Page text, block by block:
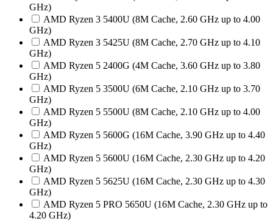
GHz)
AMD Ryzen 3 5400U (8M Cache, 2.60 GHz up to 4.00
GHz)
AMD Ryzen 3 5425U (8M Cache, 2.70 GHz up to 4.10
GHz)
AMD Ryzen 5 2400G (4M Cache, 3.60 GHz up to 3.80
GHz)
AMD Ryzen 5 3500U (6M Cache, 2.10 GHz up to 3.70
GHz)
AMD Ryzen 5 5500U (8M Cache, 2.10 GHz up to 4.00
GHz)
AMD Ryzen 5 5600G (16M Cache, 3.90 GHz up to 4.40
GHz)
AMD Ryzen 5 5600U (16M Cache, 2.30 GHz up to 4.20
GHz)
AMD Ryzen 5 5625U (16M Cache, 2.30 GHz up to 4.30
GHz)
AMD Ryzen 5 PRO 5650U (16M Cache, 2.30 GHz up to
4.20 GHz)